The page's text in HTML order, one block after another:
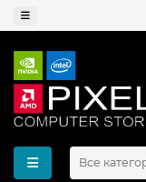
Все